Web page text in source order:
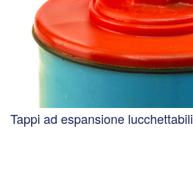
Tappi ad espansione lucchettabili